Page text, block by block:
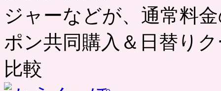
ジャーなどが、通常料
ポン共同購入＆日替り
比較